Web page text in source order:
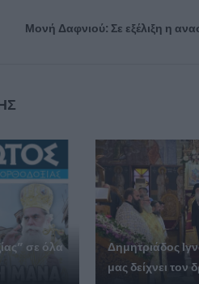
Μονή Δαφνιού: Σε εξέλιξη η
σε όλα
Δημητριάδος
μας δείχνει τον